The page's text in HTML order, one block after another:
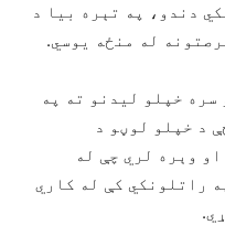
دندو، په تېره بیا د
له منځه یوسي.
خپلو لیدنو ته په
د خپلو لوڼو د
وېره لري چې له
راتلونکي کې له کاري